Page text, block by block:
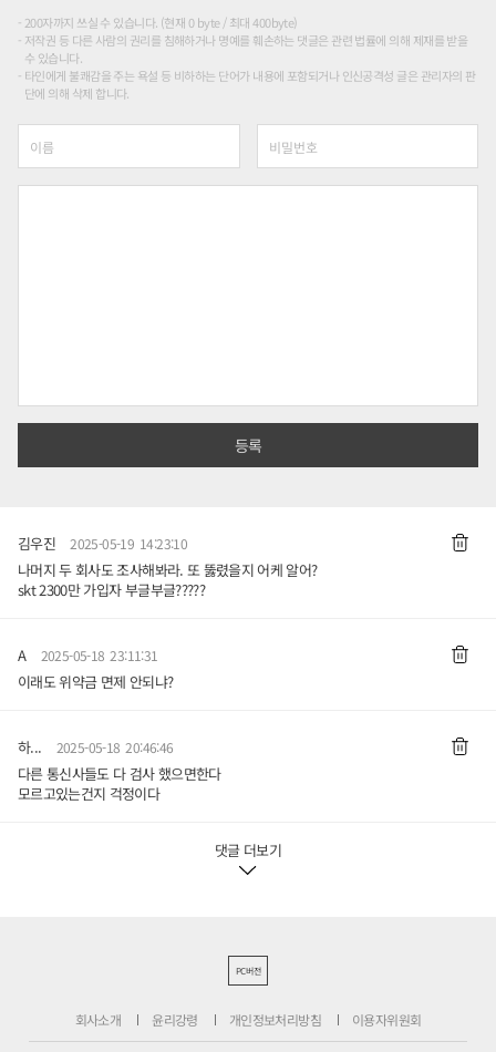
200자까지 쓰실 수 있습니다. (현재 0 byte / 최대 400byte)
저작권 등 다른 사람의 권리를 침해하거나 명예를 훼손하는 댓글은 관련 법률에 의해 제재를 받을
수 있습니다.
타인에게 불쾌감을 주는 욕설 등 비하하는 단어가 내용에 포함되거나 인신공격성 글은 관리자의 판
단에 의해 삭제 합니다.
김우진 2025-05-19 14:23:10
나머지 두 회사도 조사해봐라. 또 뚫렸을지 어케 알어?
skt 2300만 가입자 부글부글?????
A 2025-05-18 23:11:31
이래도 위약금 면제 안되냐?
하... 2025-05-18 20:46:46
다른 통신사들도 다 검사 했으면한다
모르고있는건지 걱정이다
댓글 더보기
PC버전
회사소개 윤리강령 개인정보처리방침 이용자위원회